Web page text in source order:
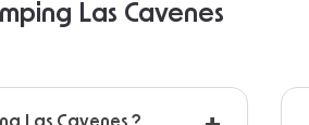
Las Cavenes